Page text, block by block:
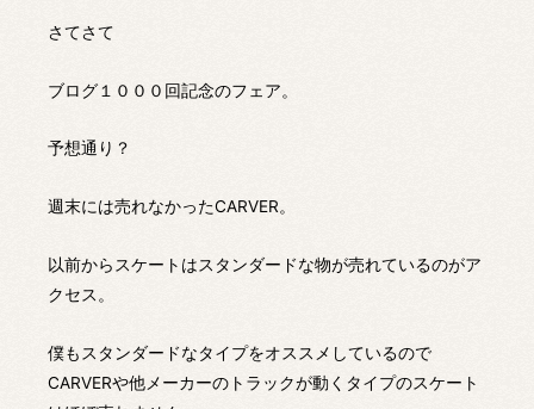
さてさて
ブログ１０００回記念のフェア。
予想通り？
週末には売れなかったCARVER。
以前からスケートはスタンダードな物が売れているのがア
クセス。
僕もスタンダードなタイプをオススメしているので
CARVERや他メーカーのトラックが動くタイプのスケート